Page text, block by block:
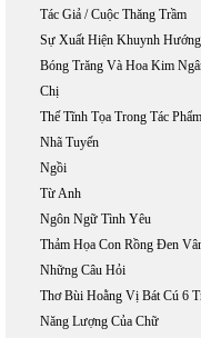
Tác Giả / Cuộc Thăng Trầm
Sự Xuất Hiện Khuynh
Bóng Trăng Và Hoa Kim
Chị
Thế Tĩnh Tọa Trong Tác
Nhã Tuyến
Ngồi
Từ Anh
Ngôn Ngữ Tình Yêu
Thảm Họa Con Rồng Đen
Những Câu Hỏi
Thơ Bùi Hoằng Vị Bát Cú 6
Năng Lượng Của Chữ